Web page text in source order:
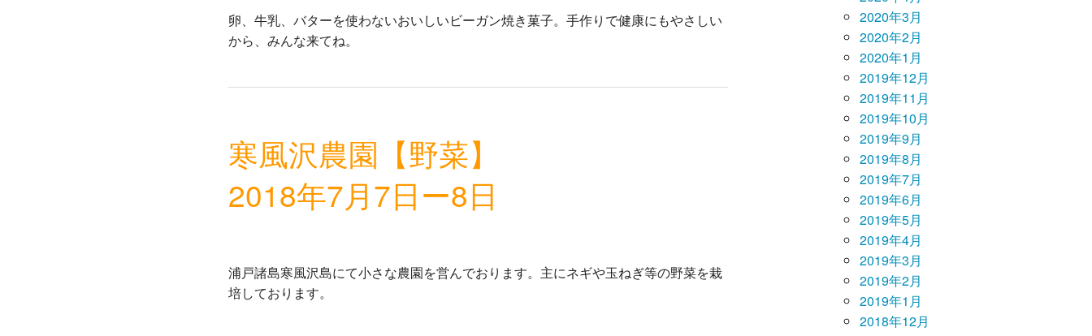
卵、牛乳、バターを使わないおいしいビーガン焼き菓子。手作りで健康にもやさしい
から、みんな来てね。
寒風沢農園【野菜】
2018年7月7日ー8日
浦戸諸島寒風沢島にて小さな農園を営んでおります。主にネギや玉ねぎ等の野菜を栽
培しております。
2020年3月
2020年2月
2020年1月
2019年12月
2019年11月
2019年10月
2019年9月
2019年8月
2019年7月
2019年6月
2019年5月
2019年4月
2019年3月
2019年2月
2019年1月
2018年12月